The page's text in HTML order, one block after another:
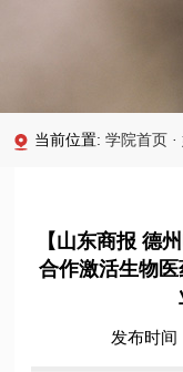
当前位置:学院首页 ·
【山东商报 德
合作激活生物
发布时间